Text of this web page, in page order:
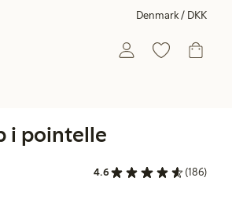
Denmark / DKK
i pointelle
4.6 (186)